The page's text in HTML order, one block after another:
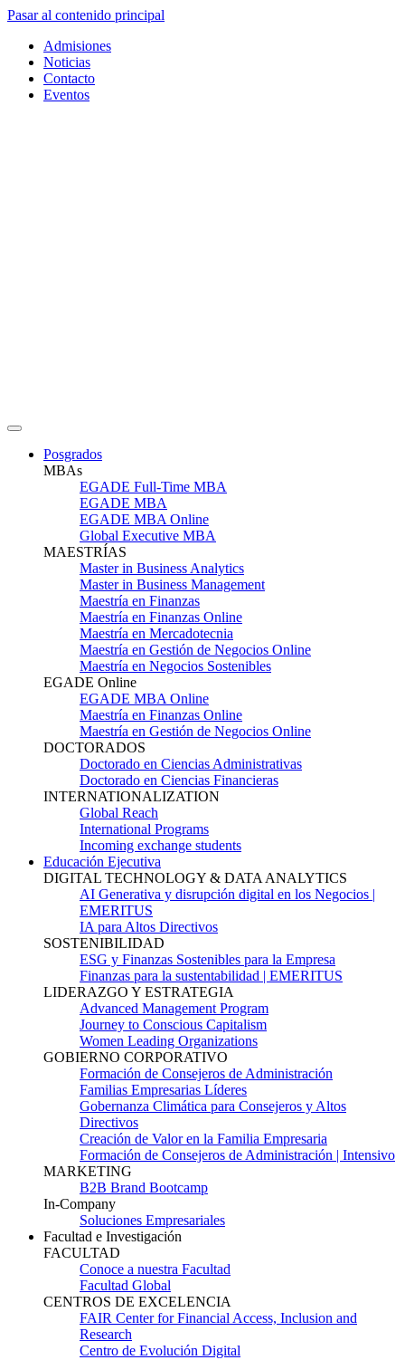
Pasar al contenido principal
Admisiones
Noticias
Contacto
Eventos
Posgrados
MBAs
EGADE Full-Time MBA
EGADE MBA
EGADE MBA Online
Global Executive MBA
MAESTRÍAS
Master in Business Analytics
Master in Business Management
Maestría en Finanzas
Maestría en Finanzas Online
Maestría en Mercadotecnia
Maestría en Gestión de Negocios Online
Maestría en Negocios Sostenibles
EGADE Online
EGADE MBA Online
Maestría en Finanzas Online
Maestría en Gestión de Negocios Online
DOCTORADOS
Doctorado en Ciencias Administrativas
Doctorado en Ciencias Financieras
INTERNATIONALIZATION
Global Reach
International Programs
Incoming exchange students
Educación Ejecutiva
DIGITAL TECHNOLOGY & DATA ANALYTICS
AI Generativa y disrupción digital en los Negocios |
EMERITUS
IA para Altos Directivos
SOSTENIBILIDAD
ESG y Finanzas Sostenibles para la Empresa
Finanzas para la sustentabilidad | EMERITUS
LIDERAZGO Y ESTRATEGIA
Advanced Management Program
Journey to Conscious Capitalism
Women Leading Organizations
GOBIERNO CORPORATIVO
Formación de Consejeros de Administración
Familias Empresarias Líderes
Gobernanza Climática para Consejeros y Altos
Directivos
Creación de Valor en la Familia Empresaria
Formación de Consejeros de Administración | Intensivo
MARKETING
B2B Brand Bootcamp
In-Company
Soluciones Empresariales
Facultad e Investigación
FACULTAD
Conoce a nuestra Facultad
Facultad Global
CENTROS DE EXCELENCIA
FAIR Center for Financial Access, Inclusion and
Research
Centro de Evolución Digital